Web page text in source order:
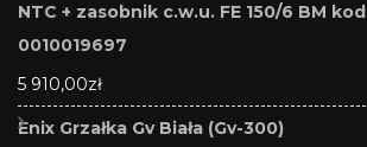
NTC + zasobnik c.w.u. FE 150/6 BM kod
0010019697
5 910,00zł
Enix Grzałka Gv Biała (Gv-300)